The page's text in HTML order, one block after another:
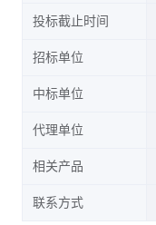
投标截止时间
招标单位
中标单位
代理单位
相关产品
联系方式